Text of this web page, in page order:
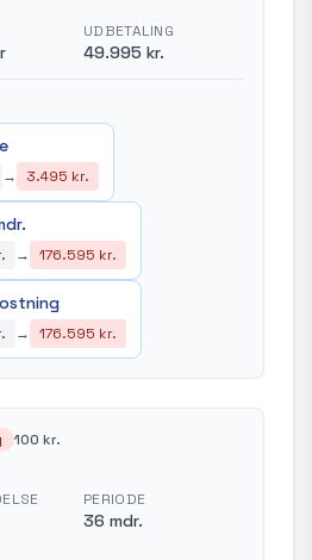
UDBETALING
49.995 kr.
→ 3.495 kr.
→ 176.595 kr.
→ 176.595 kr.
100 kr.
PERIODE
36 mdr.